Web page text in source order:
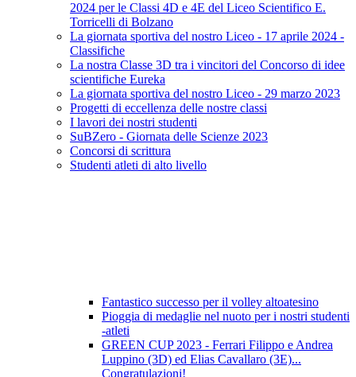
2024 per le Classi 4D e 4E del Liceo Scientifico E.
Torricelli di Bolzano
La giornata sportiva del nostro Liceo - 17 aprile 2024 -
Classifiche
La nostra Classe 3D tra i vincitori del Concorso di idee
scientifiche Eureka
La giornata sportiva del nostro Liceo - 29 marzo 2023
Progetti di eccellenza delle nostre classi
I lavori dei nostri studenti
SuBZero - Giornata delle Scienze 2023
Concorsi di scrittura
Studenti atleti di alto livello
Fantastico successo per il volley altoatesino
Pioggia di medaglie nel nuoto per i nostri studenti
-atleti
GREEN CUP 2023 - Ferrari Filippo e Andrea
Luppino (3D) ed Elias Cavallaro (3E)...
Congratulazioni!